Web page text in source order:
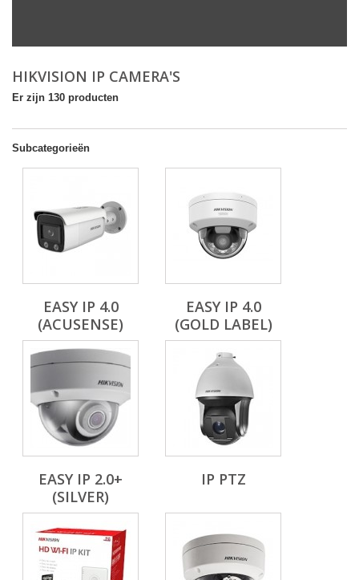
HIKVISION IP CAMERA'S
Er zijn 130 producten
Subcategorieën
EASY IP 4.0
(ACUSENSE)
EASY IP 4.0
(GOLD LABEL)
EASY IP 2.0+
(SILVER)
IP PTZ